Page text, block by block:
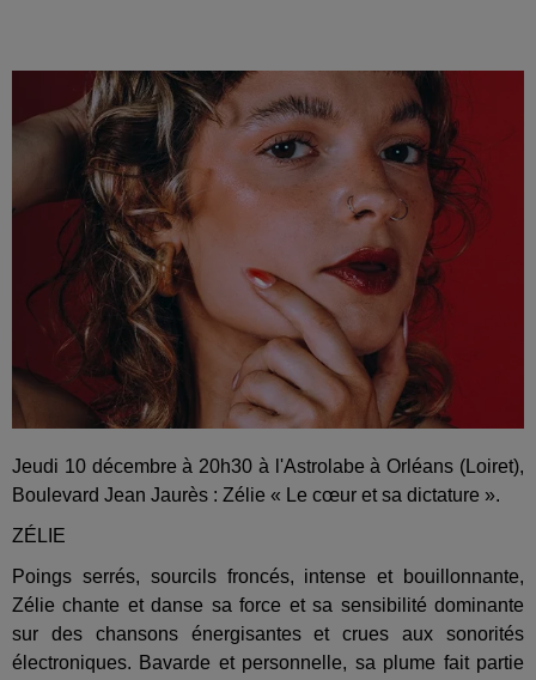
Jeudi 10 décembre à 20h30 à l'Astrolabe à Orléans (Loiret),
Boulevard Jean Jaurès : Zélie « Le cœur et sa dictature ».
ZÉLIE
Poings serrés, sourcils froncés, intense et bouillonnante,
Zélie chante et danse sa force et sa sensibilité dominante
sur des chansons énergisantes et crues aux sonorités
électroniques. Bavarde et personnelle, sa plume fait partie